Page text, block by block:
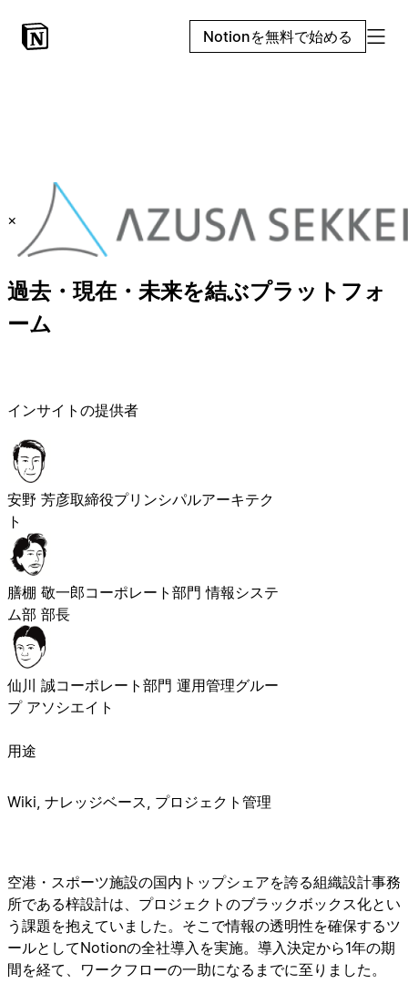
Notionを無料で始める
×
過去・現在・未来を結ぶプラットフォ
ーム
空港・スポーツ施設の国内トップシェアを誇る組織設計事務
所である梓設計は、プロジェクトのブラックボックス化とい
う課題を抱えていました。そこで情報の透明性を確保するツ
ールとしてNotionの全社導入を実施。導入決定から1年の期
間を経て、ワークフローの一助になるまでに至りました。
インサイトの提供者
安野 芳彦取締役プリンシパルアーキテク
ト
膳棚 敬一郎コーポレート部門 情報システ
ム部 部長
仙川 誠コーポレート部門 運用管理グルー
プ アソシエイト
用途
Wiki, ナレッジベース, プロジェクト管理